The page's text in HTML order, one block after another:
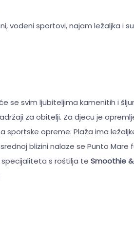
vodeni sportovi, najam ležaljka i
se svim ljubiteljima kamenitih i
za obitelji. Za djecu je
sportske opreme. Plaža ima
blizini nalaze se Punto Mare
s roštilja te Smoothie